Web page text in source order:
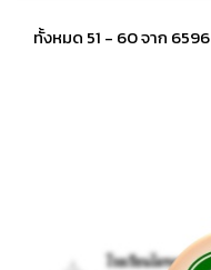
ทั้งหมด 51 - 60 จาก 6596